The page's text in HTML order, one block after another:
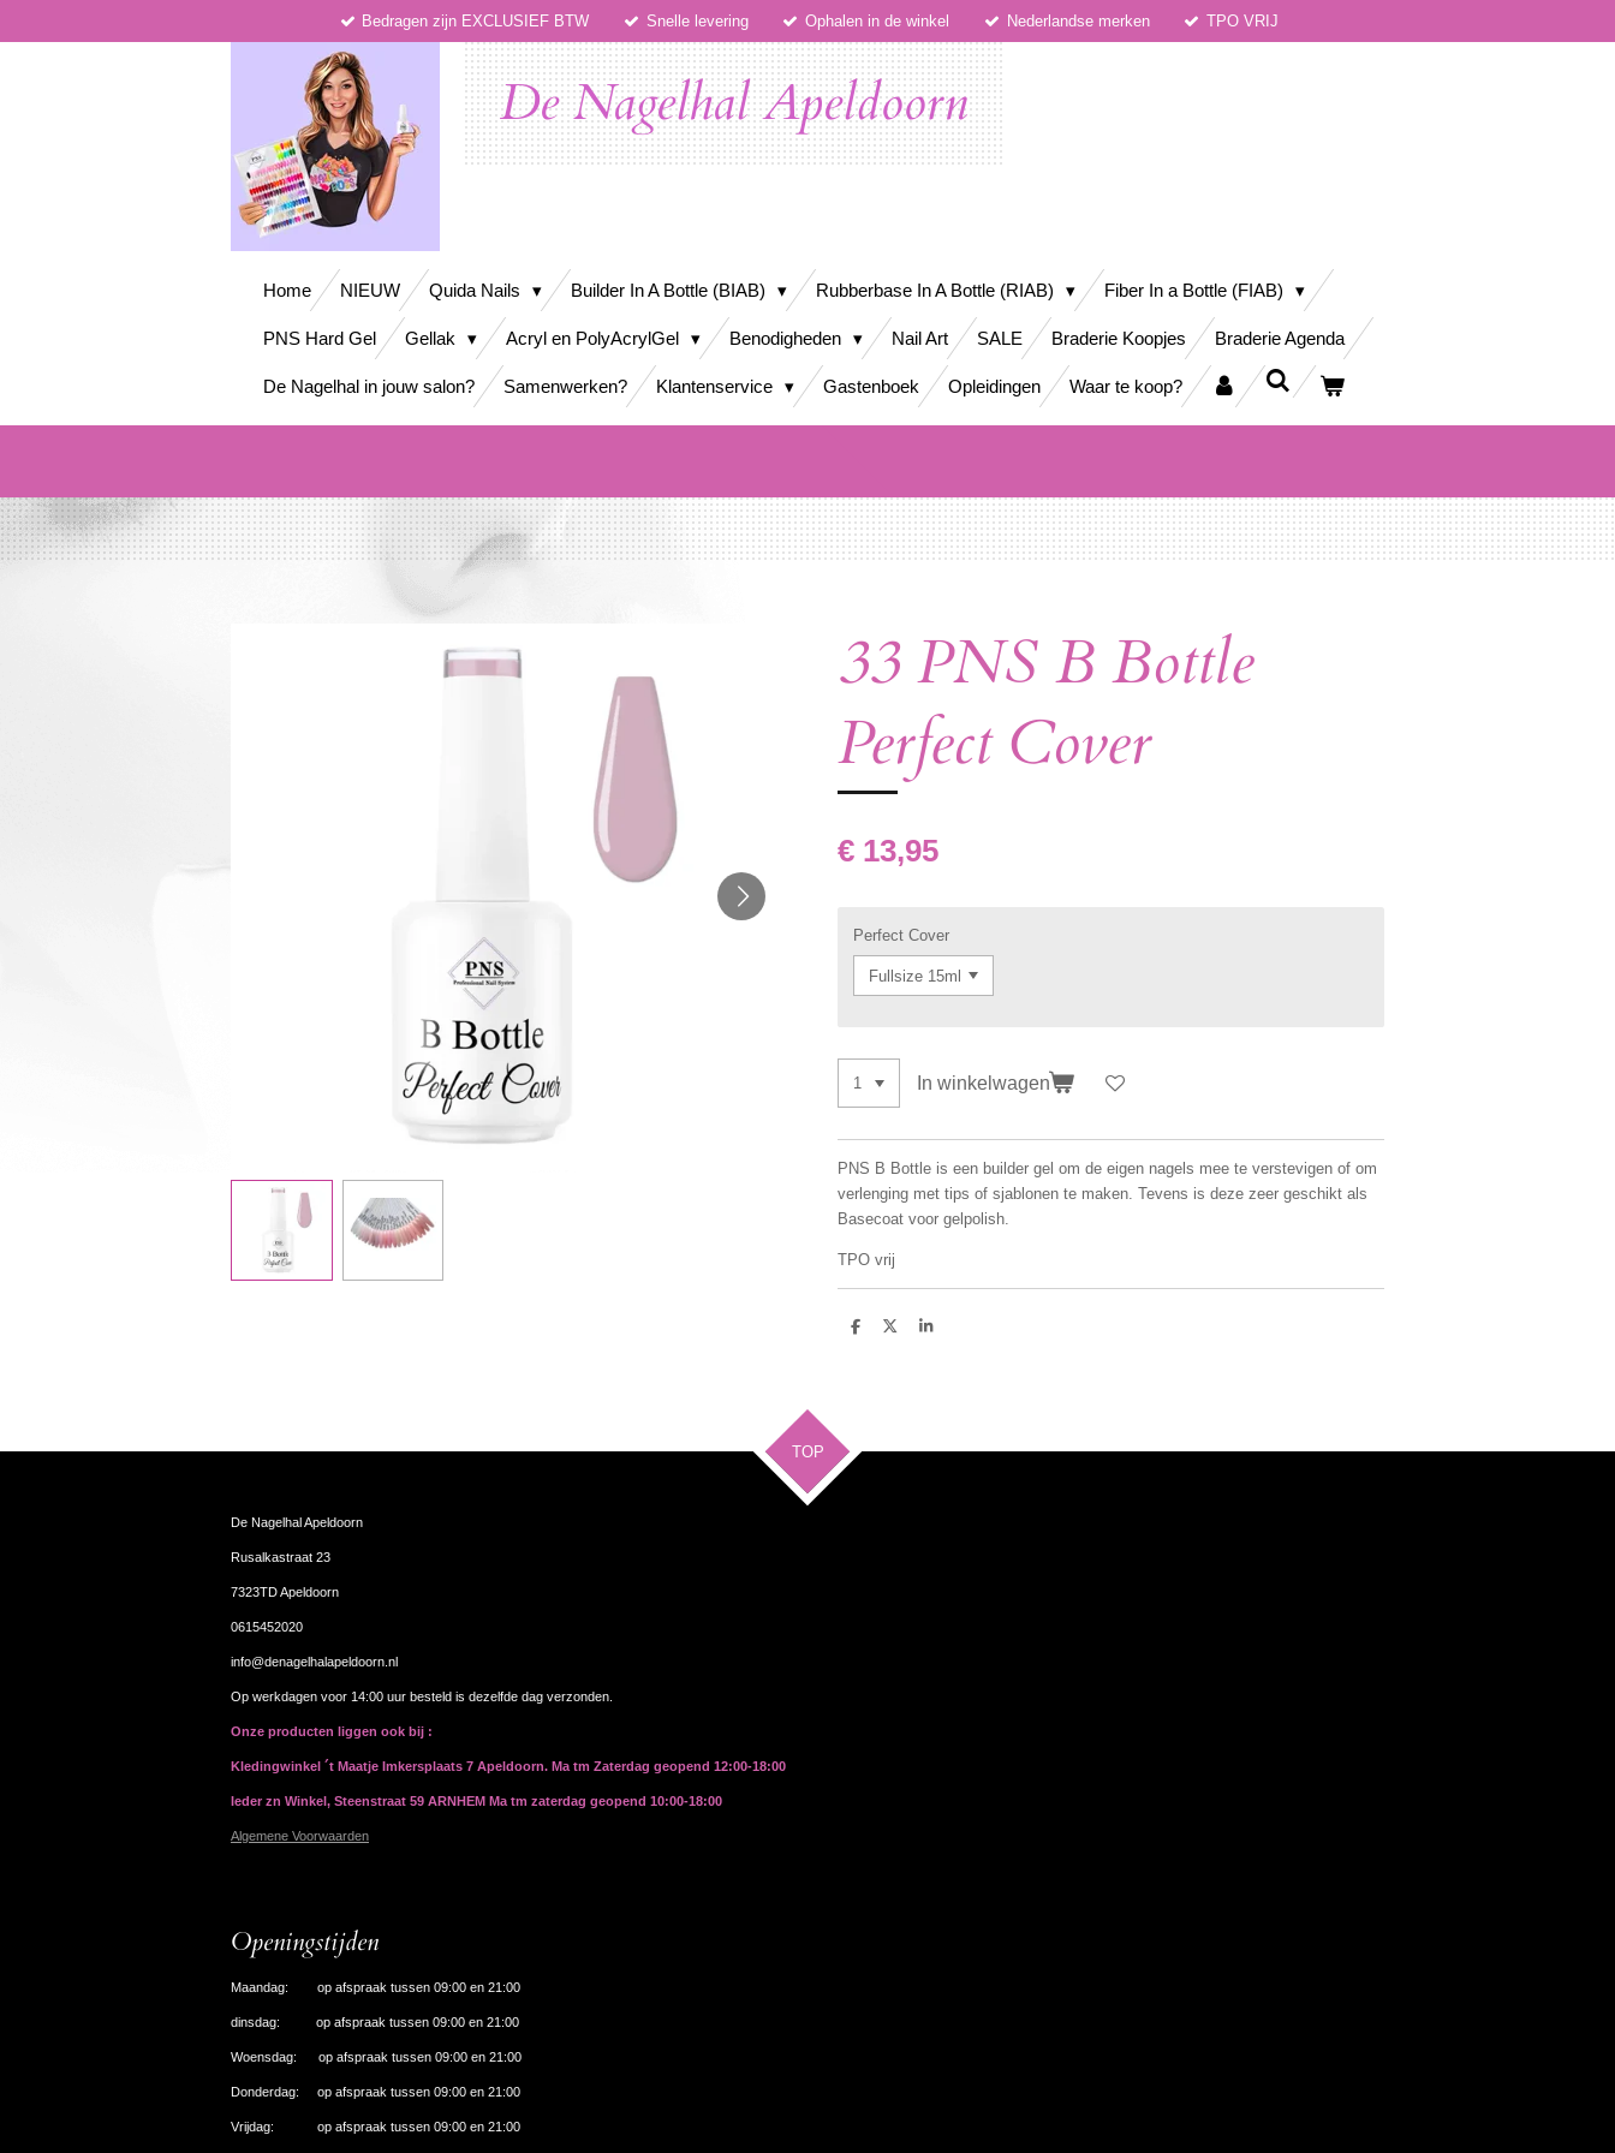
Bedragen zijn EXCLUSIEF BTW Snelle levering Ophalen in de winkel Nederlandse merken TPO VRIJ
De Nagelhal Apeldoorn
Home NIEUW Quida Nails Builder In A Bottle (BIAB) Rubberbase In A Bottle (RIAB) Fiber In a Bottle (FIAB)
PNS Hard Gel Gellak Acryl en PolyAcrylGel Benodigheden Nail Art SALE Braderie Koopjes Braderie Agenda
De Nagelhal in jouw salon? Samenwerken? Klantenservice Gastenboek Opleidingen Waar te koop?
33 PNS B Bottle
Perfect Cover
€ 13,95
Perfect Cover
In winkelwagen
PNS B Bottle is een builder gel om de eigen nagels mee te verstevigen of om
verlenging met tips of sjablonen te maken. Tevens is deze zeer geschikt als
Basecoat voor gelpolish.
TPO vrij
D
D
S
TOP
De Nagelhal Apeldoorn
Rusalkastraat 23
7323TD Apeldoorn
0615452020
info@denagelhalapeldoorn.nl
Op werkdagen voor 14:00 uur besteld is dezelfde dag verzonden.
Onze producten liggen ook bij :
Kledingwinkel ´t Maatje Imkersplaats 7 Apeldoorn. Ma tm Zaterdag geopend 12:00-18:00
Ieder zn Winkel, Steenstraat 59 ARNHEM Ma tm zaterdag geopend 10:00-18:00
Algemene Voorwaarden
Openingstijden
Maandag: op afspraak tussen 09:00 en 21:00
dinsdag: op afspraak tussen 09:00 en 21:00
Woensdag: op afspraak tussen 09:00 en 21:00
Donderdag: op afspraak tussen 09:00 en 21:00
Vrijdag: op afspraak tussen 09:00 en 21:00